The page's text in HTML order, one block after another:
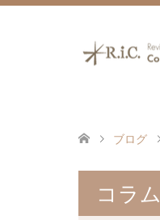
ブログ
コラム